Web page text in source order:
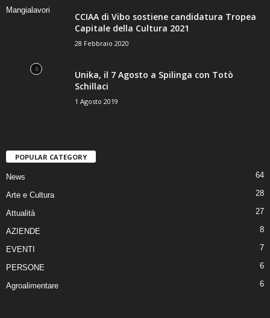
CCIAA di Vibo sostiene candidatura Tropea
Capitale della Cultura 2021
28 Febbraio 2020
Unika, il 7 Agosto a Spilinga con Totò
Schillaci
1 Agosto 2019
POPULAR CATEGORY
News 64
Arte e Cultura 28
Attualità 27
AZIENDE 8
EVENTI 7
PERSONE 6
Agroalimentare 6